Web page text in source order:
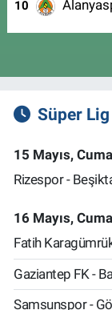
10
Süper
15 Mayıs, Cuma
Rizespor -
16 Mayıs,
Fatih
Gaziantep FK -
Samsunspor -